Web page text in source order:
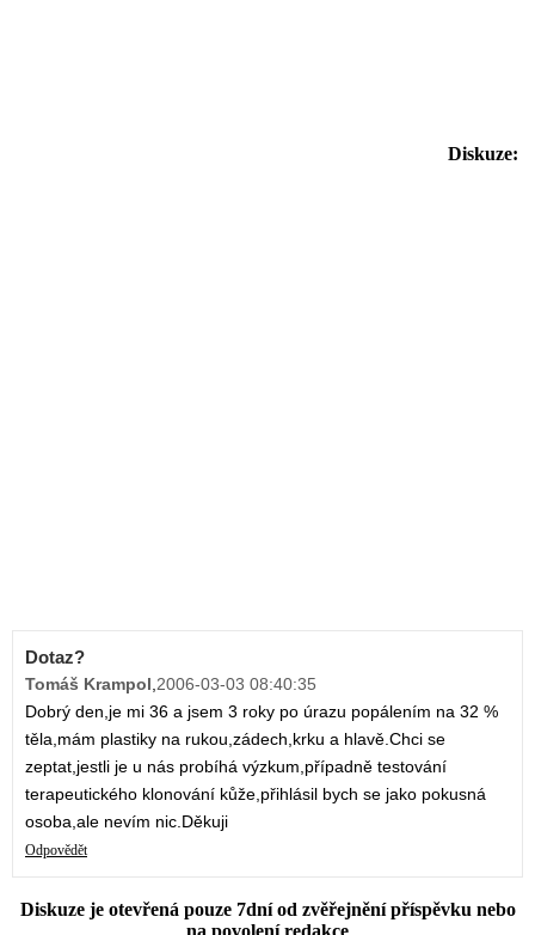
Diskuze:
Dotaz?
Tomáš Krampol 2006-03-03 08:40:35
Dobrý den,je mi 36 a jsem 3 roky po úrazu popálením na 32 %
těla,mám plastiky na rukou,zádech,krku a hlavě.Chci se
zeptat,jestli je u nás probíhá výzkum,případně testování
terapeutického klonování kůže,přihlásil bych se jako pokusná
osoba,ale nevím nic.Děkuji
Odpovědět
Diskuze je otevřená pouze 7dní od zvěřejnění příspěvku nebo
na povolení redakce